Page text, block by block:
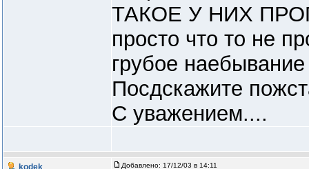
ТАКОЕ У НИХ
просто что то не
грубое
Посдскажите
С уважением....
kodek Добавлено: 17/12/03 в 14:11